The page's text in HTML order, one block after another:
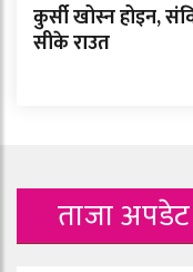
कुर्सी खोस्न होइन,
सीके राउत
ताजा अपडेट